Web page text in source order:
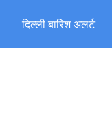
दिल्ली बारिश अलर्ट